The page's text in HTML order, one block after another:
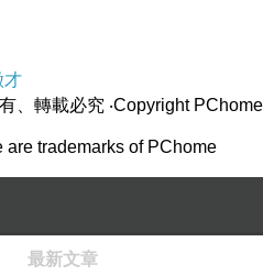
人又不是你
你國文可以考超過均標
格多了
愛發薪
才
、轉載必究 ‧Copyright PChome
trademarks of PChome
最新文章